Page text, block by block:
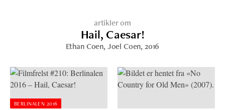
artikler om
Hail, Caesar!
Ethan Coen,Joel Coen, 2016
BERLINALEN 2016